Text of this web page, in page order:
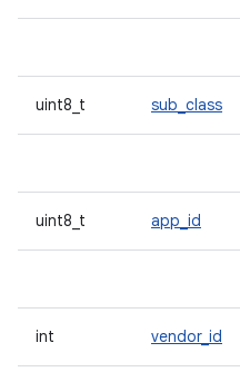
uint8_t sub_class
uint8_t app_id
int vendor_id